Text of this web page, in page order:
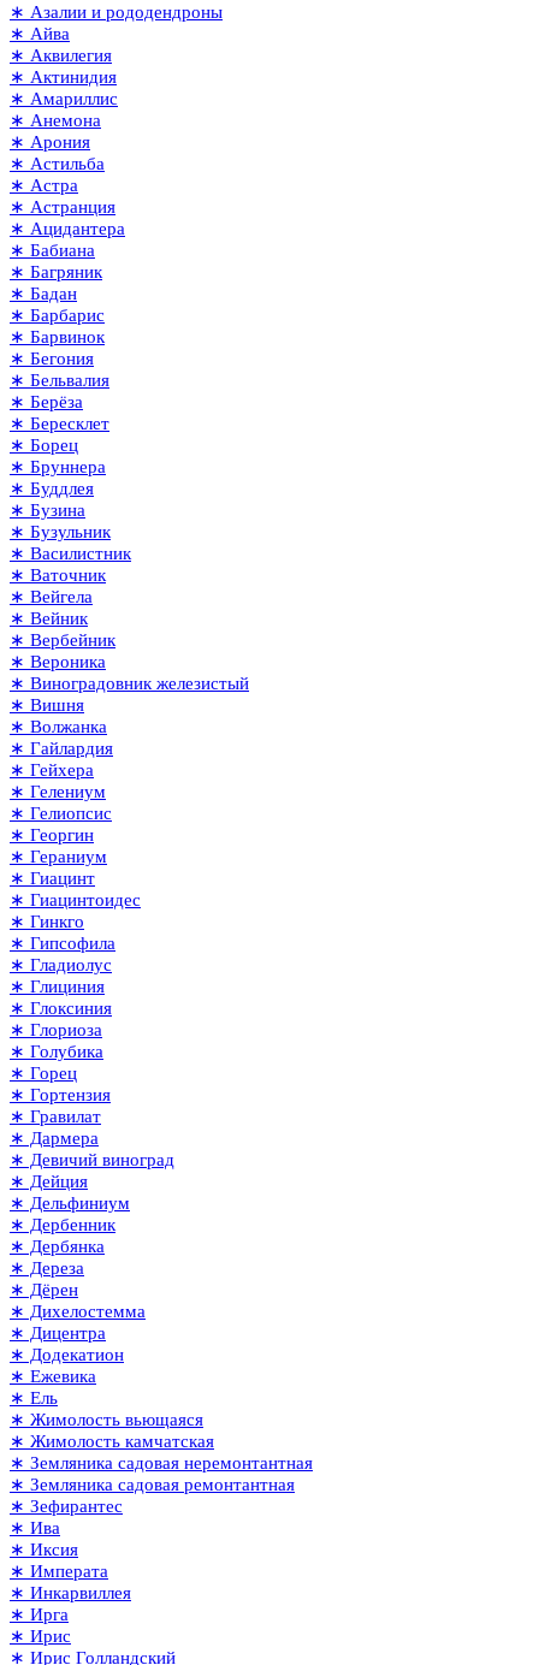
∗ Азалии и рододендроны
∗ Айва
∗ Аквилегия
∗ Актинидия
∗ Амариллис
∗ Анемона
∗ Арония
∗ Астильба
∗ Астра
∗ Астранция
∗ Ацидантера
∗ Бабиана
∗ Багряник
∗ Бадан
∗ Барбарис
∗ Барвинок
∗ Бегония
∗ Бельвалия
∗ Берёза
∗ Бересклет
∗ Борец
∗ Бруннера
∗ Буддлея
∗ Бузина
∗ Бузульник
∗ Василистник
∗ Ваточник
∗ Вейгела
∗ Вейник
∗ Вербейник
∗ Вероника
∗ Виноградовник железистый
∗ Вишня
∗ Волжанка
∗ Гайлардия
∗ Гейхера
∗ Гелениум
∗ Гелиопсис
∗ Георгин
∗ Гераниум
∗ Гиацинт
∗ Гиацинтоидес
∗ Гинкго
∗ Гипсофила
∗ Гладиолус
∗ Глициния
∗ Глоксиния
∗ Глориоза
∗ Голубика
∗ Горец
∗ Гортензия
∗ Гравилат
∗ Дармера
∗ Девичий виноград
∗ Дейция
∗ Дельфиниум
∗ Дербенник
∗ Дербянка
∗ Дереза
∗ Дёрен
∗ Дихелостемма
∗ Дицентра
∗ Додекатион
∗ Ежевика
∗ Ель
∗ Жимолость вьющаяся
∗ Жимолость камчатская
∗ Земляника садовая неремонтантная
∗ Земляника садовая ремонтантная
∗ Зефирантес
∗ Ива
∗ Иксия
∗ Императа
∗ Инкарвиллея
∗ Ирга
∗ Ирис
∗ Ирис Голландский